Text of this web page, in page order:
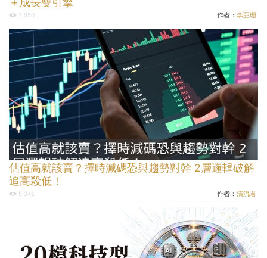
2,950 作者： 李亞珊
估值高就該賣？擇時減碼恐與趨勢對幹 2層邏輯破解
追高殺低！
5,346 作者： 清流君